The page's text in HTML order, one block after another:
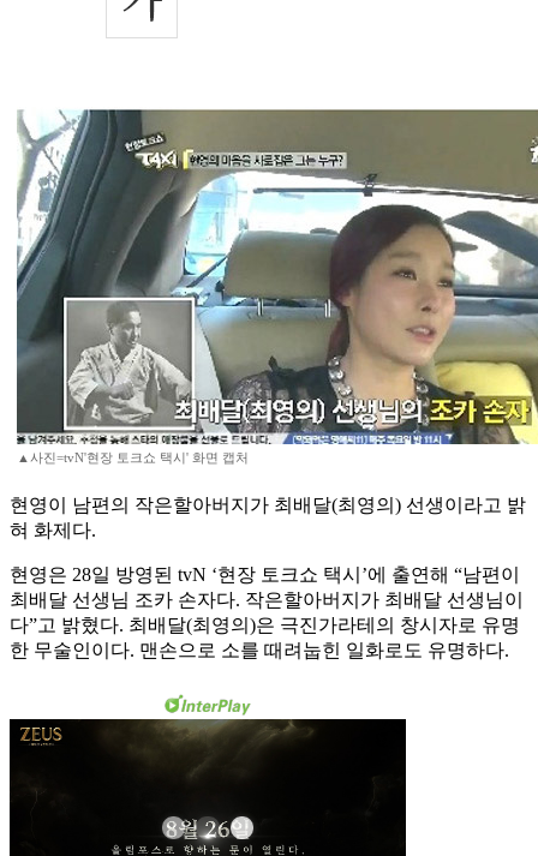
▲사진=tvN'현장 토크쇼 택시' 화면 캡처
현영이 남편의 작은할아버지가 최배달(최영의) 선생이라고 밝
혀 화제다.
현영은 28일 방영된 tvN ‘현장 토크쇼 택시’에 출연해 “남편이
최배달 선생님 조카 손자다. 작은할아버지가 최배달 선생님이
다”고 밝혔다. 최배달(최영의)은 극진가라테의 창시자로 유명
한 무술인이다. 맨손으로 소를 때려눕힌 일화로도 유명하다.